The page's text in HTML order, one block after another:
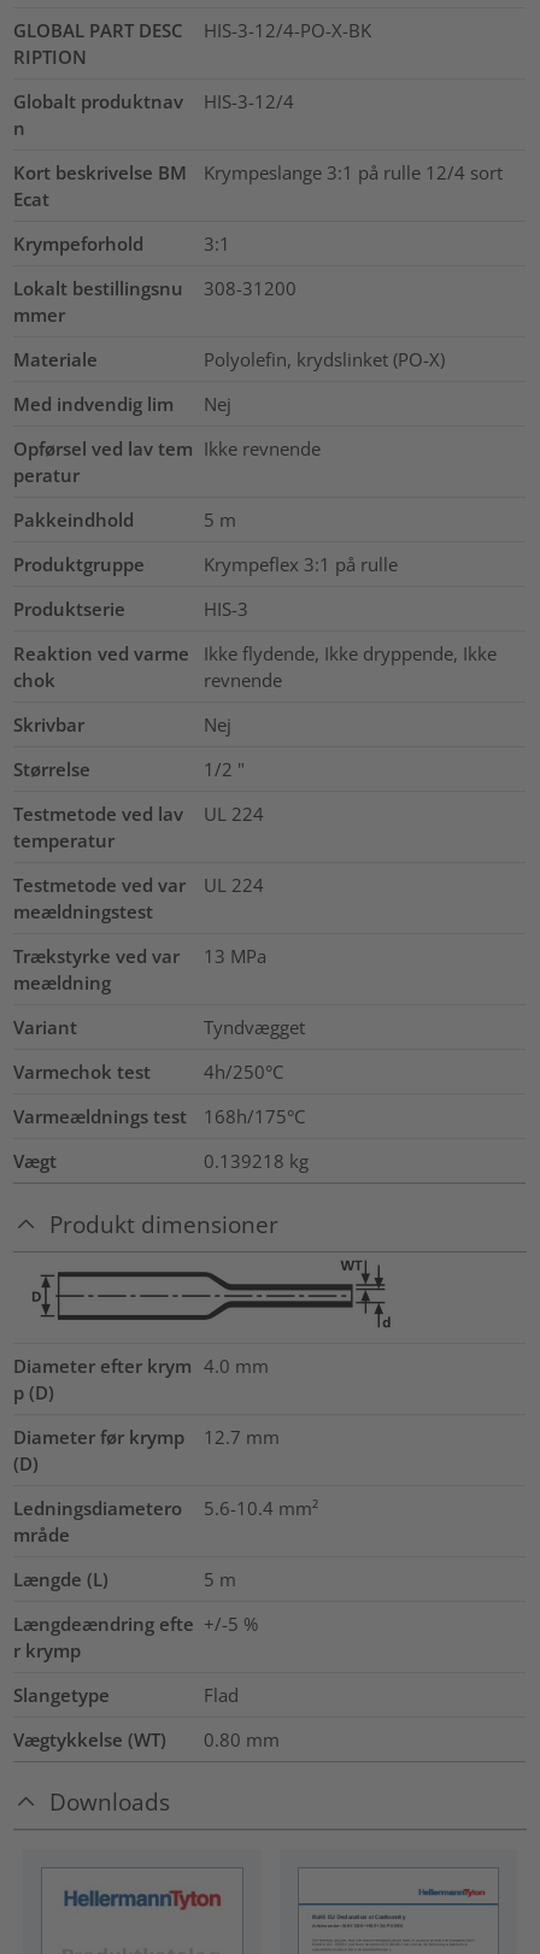
GLOBAL PART DESC
RIPTION
HIS-3-12/4-PO-X-BK
Globalt produktnav
n
HIS-3-12/4
Kort beskrivelse BM
Ecat
Krympeslange 3:1 på rulle 12/4 sort
Krympeforhold
3:1
Lokalt bestillingsnu
mmer
308-31200
Materiale
Polyolefin, krydslinket (PO-X)
Med indvendig lim
Nej
Opførsel ved lav tem
peratur
Ikke revnende
Pakkeindhold 5 m
Produktgruppe
Krympeflex 3:1 på rulle
Produktserie
HIS-3
Reaktion ved varme
chok
Ikke flydende, Ikke dryppende, Ikke
revnende
Skrivbar
Nej
Størrelse
1/2 "
Testmetode ved lav
temperatur
UL 224
Testmetode ved var
meældningstest
UL 224
Trækstyrke ved var
meældning
13 MPa
Variant
Tyndvægget
Varmechok test
4h/250°C
Varmeældnings test
168h/175°C
Vægt
0.139218 kg
Produkt dimensioner
Diameter efter krym
p (D)
4.0 mm
Diameter før krymp
(D)
12.7 mm
Ledningsdiametero
mråde
5.6-10.4 mm²
Længde (L) 5 m
Længdeændring efte
r krymp
+/-5 %
Slangetype
Flad
Vægtykkelse (WT)
0.80 mm
Downloads